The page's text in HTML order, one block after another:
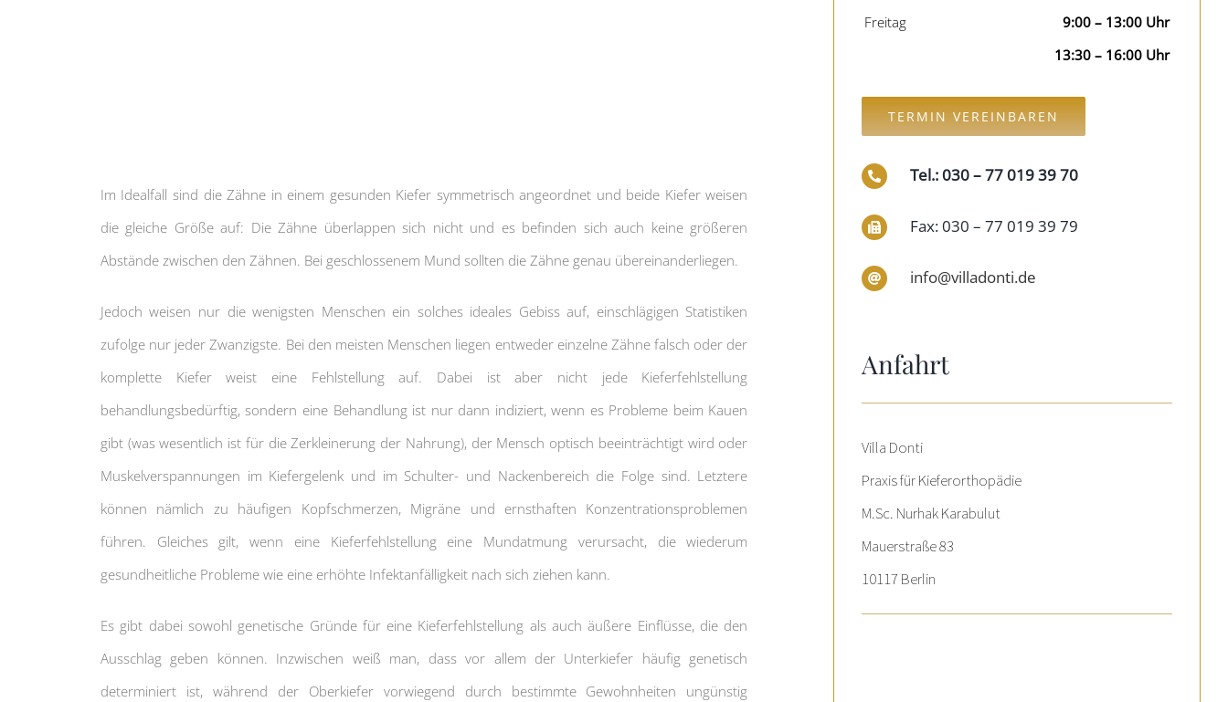
Im Idealfall sind die Zähne in einem gesunden Kiefer symmetrisch angeordnet und beide Kiefer weisen
die gleiche Größe auf: Die Zähne überlappen sich nicht und es befinden sich auch keine größeren
Abstände zwischen den Zähnen. Bei geschlossenem Mund sollten die Zähne genau übereinanderliegen.
Jedoch weisen nur die wenigsten Menschen ein solches ideales Gebiss auf, einschlägigen Statistiken
zufolge nur jeder Zwanzigste. Bei den meisten Menschen liegen entweder einzelne Zähne falsch oder der
komplette Kiefer weist eine Fehlstellung auf. Dabei ist aber nicht jede Kieferfehlstellung
behandlungsbedürftig, sondern eine Behandlung ist nur dann indiziert, wenn es Probleme beim Kauen
gibt (was wesentlich ist für die Zerkleinerung der Nahrung), der Mensch optisch beeinträchtigt wird oder
Muskelverspannungen im Kiefergelenk und im Schulter- und Nackenbereich die Folge sind. Letztere
können nämlich zu häufigen Kopfschmerzen, Migräne und ernsthaften Konzentrationsproblemen
führen. Gleiches gilt, wenn eine Kieferfehlstellung eine Mundatmung verursacht, die wiederum
gesundheitliche Probleme wie eine erhöhte Infektanfälligkeit nach sich ziehen kann.
Es gibt dabei sowohl genetische Gründe für eine Kieferfehlstellung als auch äußere Einflüsse, die den
Ausschlag geben können. Inzwischen weiß man, dass vor allem der Unterkiefer häufig genetisch
determiniert ist, während der Oberkiefer vorwiegend durch bestimmte Gewohnheiten ungünstig
Freitag
9:00 – 13:00 Uhr
13:30 – 16:00 Uhr
TERMIN VEREINBAREN
Tel.: 030 – 77 019 39 70
Fax: 030 – 77 019 39 79
info@villadonti.de
Anfahrt
Villa Donti
Praxis für Kieferorthopädie
M.Sc. Nurhak Karabulut
Mauerstraße 83
10117 Berlin